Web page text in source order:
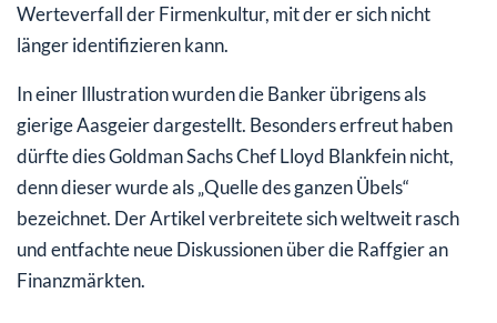
Werteverfall der Firmenkultur, mit der er sich nicht
länger identifizieren kann.
In einer Illustration wurden die Banker übrigens als
gierige Aasgeier dargestellt. Besonders erfreut haben
dürfte dies Goldman Sachs Chef Lloyd Blankfein nicht,
denn dieser wurde als „Quelle des ganzen Übels“
bezeichnet. Der Artikel verbreitete sich weltweit rasch
und entfachte neue Diskussionen über die Raffgier an
Finanzmärkten.